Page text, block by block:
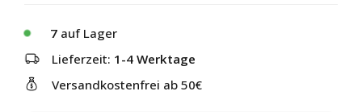
7 auf Lager
Lieferzeit: 1-4 Werktage
Versandkostenfrei ab 50€